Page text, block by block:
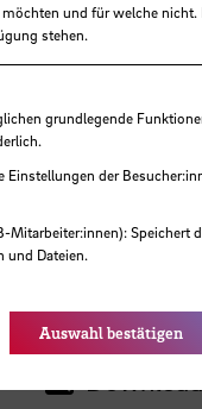
und für welche
stehen.
grundlegende
Einstellungen der
Mitarbeiter:innen): Speichert
und Dateien.
Auswahl bestätigen